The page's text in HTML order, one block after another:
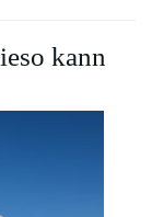
kann